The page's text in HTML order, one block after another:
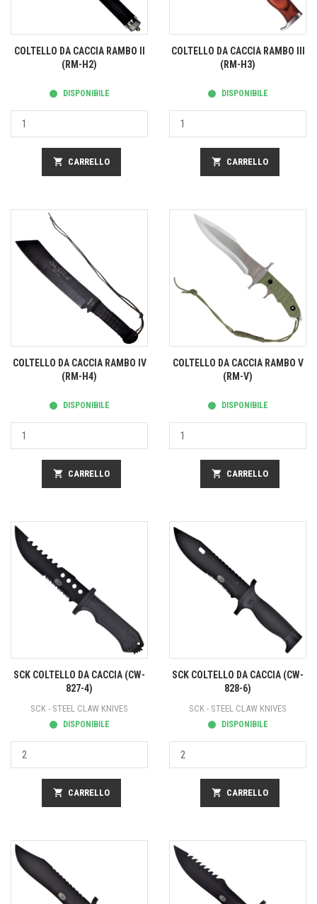
COLTELLO DA CACCIA RAMBO II
(RM-H2)
DISPONIBILE
shopping_cart CARRELLO
COLTELLO DA CACCIA RAMBO III
(RM-H3)
DISPONIBILE
shopping_cart CARRELLO
COLTELLO DA CACCIA RAMBO IV
(RM-H4)
DISPONIBILE
shopping_cart CARRELLO
COLTELLO DA CACCIA RAMBO V
(RM-V)
DISPONIBILE
shopping_cart CARRELLO
SCK COLTELLO DA CACCIA (CW-
827-4)
SCK - STEEL CLAW KNIVES
DISPONIBILE
shopping_cart CARRELLO
SCK COLTELLO DA CACCIA (CW-
828-6)
SCK - STEEL CLAW KNIVES
DISPONIBILE
shopping_cart CARRELLO